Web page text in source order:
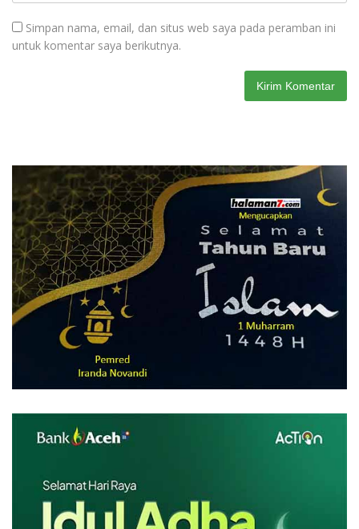
Simpan nama, email, dan situs web saya pada peramban ini
untuk komentar saya berikutnya.